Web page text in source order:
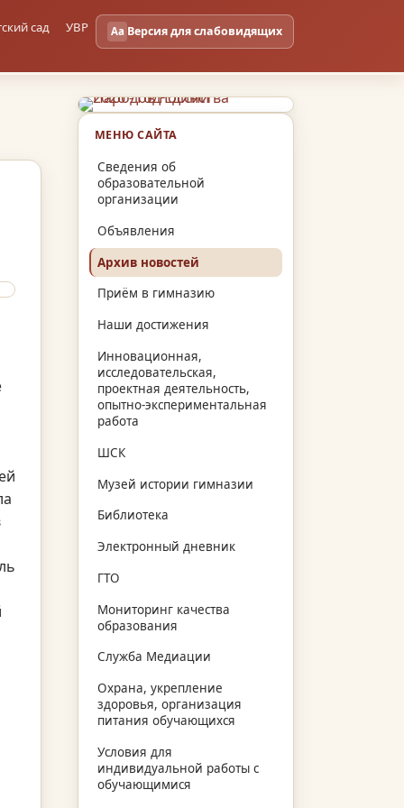
сад УВР Aa Версия для слабовидящих
МЕНЮ САЙТА
Сведения об
образовательной
организации
Объявления
Архив новостей
Приём в гимназию
Наши достижения
Инновационная,
исследовательская,
проектная деятельность,
опытно-экспериментальная
работа
ШСК
Музей истории гимназии
Библиотека
Электронный дневник
ГТО
Мониторинг качества
образования
Служба Медиации
Охрана, укрепление
здоровья, организация
питания обучающихся
Условия для
индивидуальной работы с
обучающимися